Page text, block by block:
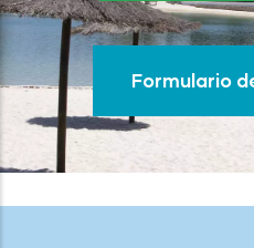
Formulario